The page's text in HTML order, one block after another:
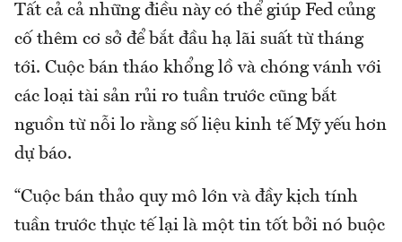
Tất cả cả những điều này có thể giúp Fed củng
cố thêm cơ sở để bắt đầu hạ lãi suất từ tháng
tới. Cuộc bán tháo khổng lồ và chóng vánh với
các loại tài sản rủi ro tuần trước cũng bắt
nguồn từ nỗi lo rằng số liệu kinh tế Mỹ yếu hơn
dự báo.
“Cuộc bán thảo quy mô lớn và đầy kịch tính
tuần trước thực tế lại là một tin tốt bởi nó buộc